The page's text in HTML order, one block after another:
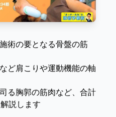
術の要となる骨盤の筋
ど肩こりや運動機能の軸
る胸郭の筋肉など、合計
説します